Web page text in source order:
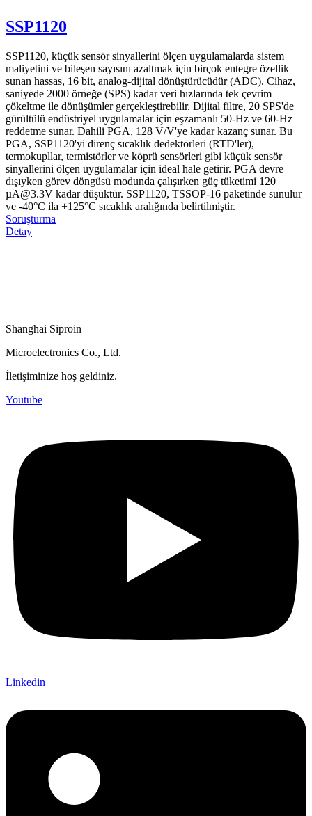
SSP1120
SSP1120, küçük sensör sinyallerini ölçen uygulamalarda sistem
maliyetini ve bileşen sayısını azaltmak için birçok entegre özellik
sunan hassas, 16 bit, analog-dijital dönüştürücüdür (ADC). Cihaz,
saniyede 2000 örneğe (SPS) kadar veri hızlarında tek çevrim
çökeltme ile dönüşümler gerçekleştirebilir. Dijital filtre, 20 SPS'de
gürültülü endüstriyel uygulamalar için eşzamanlı 50-Hz ve 60-Hz
reddetme sunar. Dahili PGA, 128 V/V'ye kadar kazanç sunar. Bu
PGA, SSP1120'yi direnç sıcaklık dedektörleri (RTD'ler),
termokupllar, termistörler ve köprü sensörleri gibi küçük sensör
sinyallerini ölçen uygulamalar için ideal hale getirir. PGA devre
dışıyken görev döngüsü modunda çalışırken güç tüketimi 120
µA@3.3V kadar düşüktür. SSP1120, TSSOP-16 paketinde sunulur
ve -40°C ila +125°C sıcaklık aralığında belirtilmiştir.
Soruşturma
Detay
Shanghai Siproin
Microelectronics Co., Ltd.
İletişiminize hoş geldiniz.
Youtube
Linkedin